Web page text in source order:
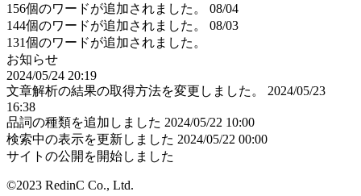
156個のワードが追加されました。
08/04
144個のワードが追加されました。
08/03
131個のワードが追加されました。
お知らせ
2024/05/24 20:19
文章解析の結果の取得方法を変更しました。
2024/05/23
16:38
品詞の種類を追加しました 2024/05/22 10:00
検索中の表示を更新しました 2024/05/22 00:00
サイトの公開を開始しました
©2023 RedinC Co., Ltd.